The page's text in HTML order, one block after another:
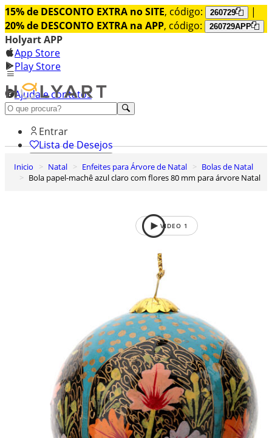
15% de DESCONTO EXTRA no SITE, código: 260729
|
20% de DESCONTO EXTRA na APP, código: 260729APP
Holyart APP
App Store
Play Store
Ajuda e contatos
Conheça premium
Entrar
Lista de Desejos
Carrinho de Compras
Inicio Natal Enfeites para Árvore de Natal
Bolas de Natal
Bola papel-machê azul claro com flores 80 mm para árvore Natal
VIDEO 1